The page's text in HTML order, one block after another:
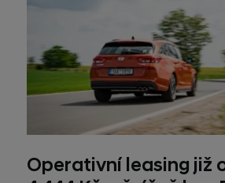
Operativní leasing již